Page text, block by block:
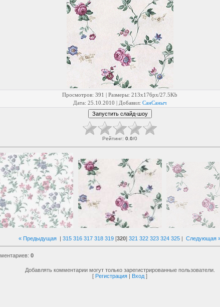
Просмотров: 391 | Размеры: 213x176px/27.5Kb
Дата: 25.10.2010 | Добавил: СанСаныч
Рейтинг: 0.0/0
« Предыдущая | 315 316 317 318 319 [320] 321 322 323 324 325 | Следующая
: 0
Добавлять комментарии могут только зарегистрированные пользователи.
[ Регистрация | Вход ]